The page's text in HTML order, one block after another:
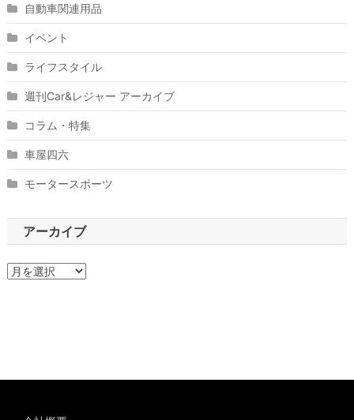
自動車関連用品
イベント
ライフスタイル
週刊Car&レジャー アーカイブ
コラム・特集
車屋四六
モータースポーツ
アーカイブ
ア